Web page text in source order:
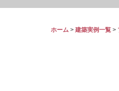
ホーム > 建築実例一覧 >